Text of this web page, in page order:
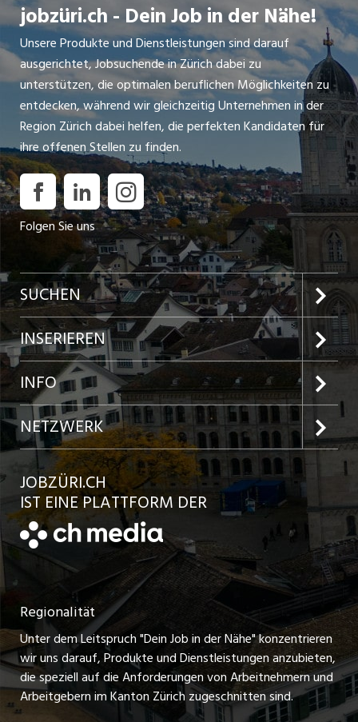
jobzüri.ch - Dein Job in der Nähe!
Unsere Produkte und Dienstleistungen sind darauf
ausgerichtet, Jobsuchende in Zürich dabei zu
unterstützen, die optimalen beruflichen Möglichkeiten zu
entdecken, während wir gleichzeitig Unternehmen in der
Region Zürich dabei helfen, die perfekten Kandidaten für
ihre offenen Stellen zu finden.
Folgen Sie uns
SUCHEN
Jobs im Kanton Zürich
Jobs in der Stadt Zürich
Jobs in der Stadt Winterthur
Jobs in der Stadt Bülach
Jobs in der Stadt Uster
Jobs in der Stadt Horgen
Festanstellungen
Temporäre Jobs
Freelance Jobs
Praktikum-Jobs
Lehrstellen
INSERIEREN
Preise und Leistungen
Inserat aufgeben
Kundenlogin
Schnittstelle
INFO
Team
Ratgeber
AGB
Datenschutzerklärung
Nutzungsbedingungen
Impressum
Stellenmeldepflicht
NETZWERK
jobbasel.ch
jobbern.ch
jobmittelland.ch
zentraljob.ch
myjob.ch
schaffu.ch (VS)
JOBZÜRI.CH
IST EINE PLATTFORM DER
Regionalität
Unter dem Leitspruch "Dein Job in der Nähe" konzentrieren
wir uns darauf, Produkte und Dienstleistungen anzubieten,
die speziell auf die Anforderungen von Arbeitnehmern und
Arbeitgebern im Kanton Zürich zugeschnitten sind.